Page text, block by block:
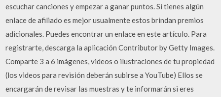
escuchar canciones y empezar a ganar puntos. Si tienes algún
enlace de afiliado es mejor usualmente estos brindan premios
adicionales. Puedes encontrar un enlace en este artículo. Para
registrarte, descarga la aplicación Contributor by Getty Images.
Comparte 3 a 6 imágenes, videos o ilustraciones de tu propiedad
(los videos para revisión deberán subirse a YouTube) Ellos se
encargarán de revisar las muestras y te informarán si eres